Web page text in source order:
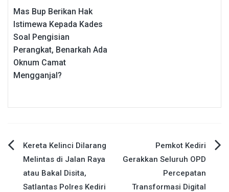
Mas Bup Berikan Hak
Istimewa Kepada Kades
Soal Pengisian
Perangkat, Benarkah Ada
Oknum Camat
Mengganjal?
Navigasi
pos
Kereta Kelinci Dilarang
Melintas di Jalan Raya
atau Bakal Disita,
Satlantas Polres Kediri
Pemkot Kediri
Gerakkan Seluruh OPD
Percepatan
Transformasi Digital